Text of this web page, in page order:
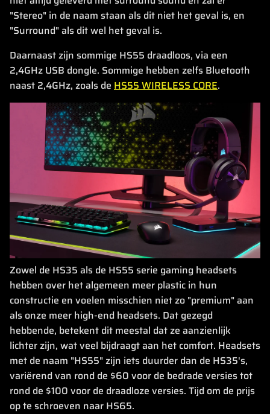
"Stereo" in de naam staan als dit niet het geval is, en
"Surround" als dit wel het geval is.
Daarnaast zijn sommige HS55 draadloos, via een
2,4GHz USB dongle. Sommige hebben zelfs Bluetooth
naast 2,4GHz, zoals de HS55 WIRELESS CORE.
Zowel de HS35 als de HS55 serie gaming headsets
hebben over het algemeen meer plastic in hun
constructie en voelen misschien niet zo "premium" aan
als onze meer high-end headsets. Dat gezegd
hebbende, betekent dit meestal dat ze aanzienlijk
lichter zijn, wat veel bijdraagt aan het comfort. Headsets
met de naam "HS55" zijn iets duurder dan de HS35's,
variërend van rond de $60 voor de bedrade versies tot
rond de $100 voor de draadloze versies. Tijd om de prijs
op te schroeven naar HS65.